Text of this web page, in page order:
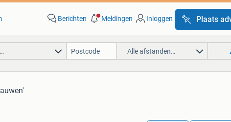
Berichten Meldingen Inloggen Plaats
Alle afstanden…